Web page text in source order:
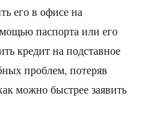
его в офисе на
паспорта или его
кредит на подставное
проблем, потеряв
можно быстрее заявить